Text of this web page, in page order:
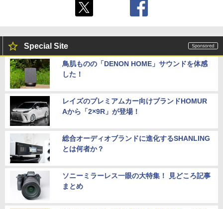
Special Site
鳥肌ものの「DENON HOME」サウンドを体感
した！
レイズのプレミアムカー向けブランドHOMUR
Aから「2×9R」が登場！
総合オーディオブランドに進化するSHANLING
とは何者か？
ソニーミラーレス一眼の大特集！ 見どころ記事
まとめ